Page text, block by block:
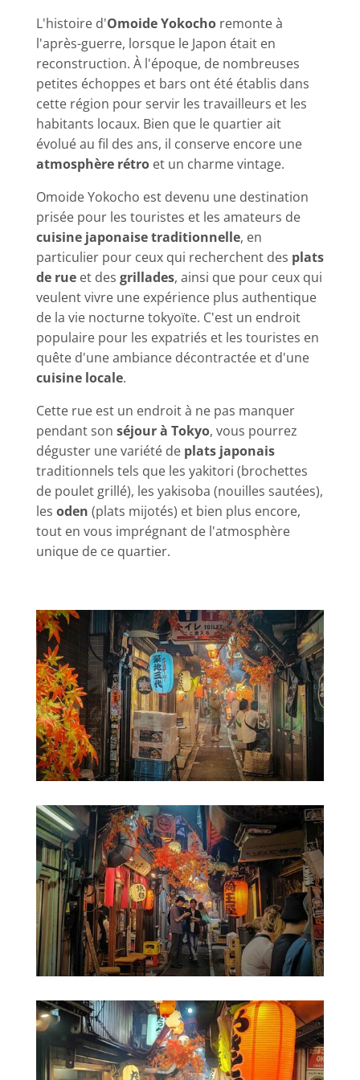
L'histoire d'Omoide Yokochoremonte à
l'après-guerre, lorsque le Japon était en
reconstruction. À l'époque, de nombreuses
petites échoppes et bars ont été établis dans
cette région pour servir les travailleurs et les
habitants locaux. Bien que le quartier ait
évolué au fil des ans, il conserve encore une
atmosphère rétroet un charme vintage.
Omoide Yokocho est devenu une destination
prisée pour les touristes et les amateurs de
cuisine japonaise traditionnelle, en
particulier pour ceux qui recherchent des plats
de rueet des grillades, ainsi que pour ceux qui
veulent vivre une expérience plus authentique
de la vie nocturne tokyoïte. C'est un endroit
populaire pour les expatriés et les touristes en
quête d'une ambiance décontractée et d'une
cuisine locale.
Cette rue est un endroit à ne pas manquer
pendant son séjour à Tokyo, vous pourrez
déguster une variété deplats japonais
traditionnels tels que les yakitori (brochettes
de poulet grillé), les yakisoba (nouilles sautées),
les oden (plats mijotés) et bien plus encore,
tout en vous imprégnant de l'atmosphère
unique de ce quartier.